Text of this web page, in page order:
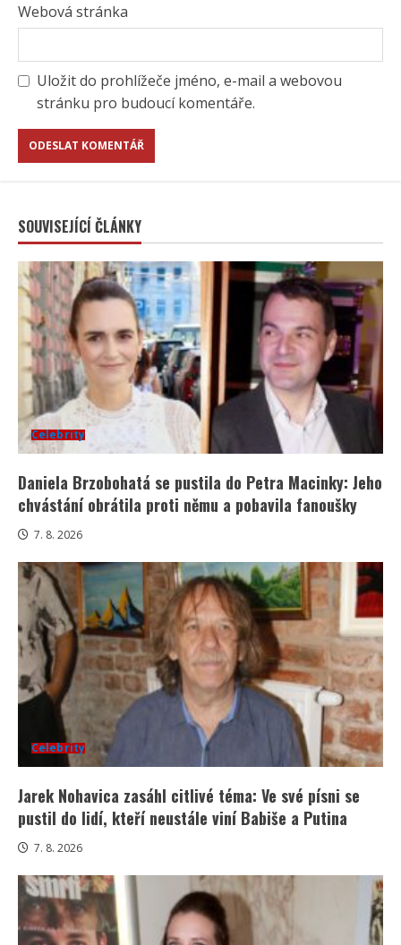
Webová stránka
Uložit do prohlížeče jméno, e-mail a webovou
stránku pro budoucí komentáře.
SOUVISEJÍCÍ ČLÁNKY
Celebrity
Daniela Brzobohatá se pustila do Petra Macinky: Jeho
chvástání obrátila proti němu a pobavila fanoušky
7. 8. 2026
Celebrity
Jarek Nohavica zasáhl citlivé téma: Ve své písni se
pustil do lidí, kteří neustále viní Babiše a Putina
7. 8. 2026